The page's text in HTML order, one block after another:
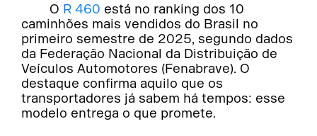
O R 460 está no ranking dos 10
caminhões mais vendidos do Brasil no
primeiro semestre de 2025, segundo dados
da Federação Nacional da Distribuição de
Veículos Automotores (Fenabrave). O
destaque confirma aquilo que os
transportadores já sabem há tempos: esse
modelo entrega o que promete.